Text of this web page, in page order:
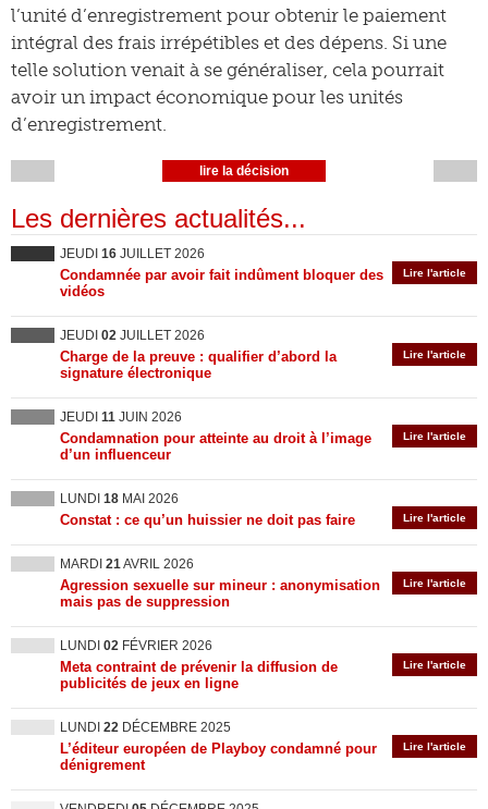
l’unité d’enregistrement pour obtenir le paiement
intégral des frais irrépétibles et des dépens. Si une
telle solution venait à se généraliser, cela pourrait
avoir un impact économique pour les unités
d’enregistrement.
lire la décision
Les dernières actualités...
JEUDI 16 JUILLET 2026
Lire l'article
Condamnée par avoir fait indûment bloquer des
vidéos
JEUDI 02 JUILLET 2026
Lire l'article
Charge de la preuve : qualifier d’abord la
signature électronique
JEUDI 11 JUIN 2026
Lire l'article
Condamnation pour atteinte au droit à l’image
d’un influenceur
LUNDI 18 MAI 2026
Lire l'article
Constat : ce qu’un huissier ne doit pas faire
MARDI 21AVRIL 2026
Lire l'article
Agression sexuelle sur mineur : anonymisation
mais pas de suppression
LUNDI 02 FÉVRIER 2026
Lire l'article
Meta contraint de prévenir la diffusion de
publicités de jeux en ligne
LUNDI 22 DÉCEMBRE 2025
Lire l'article
L’éditeur européen de Playboy condamné pour
dénigrement